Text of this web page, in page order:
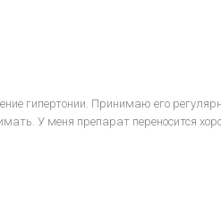
гипертонии. Принимаю его
У меня препарат переносится